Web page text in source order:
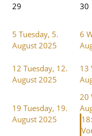
29 30
5 Tuesday, 5.
August 2025
6
12 Tuesday, 12.
August 2025
13
19 Tuesday, 19.
August 2025
20